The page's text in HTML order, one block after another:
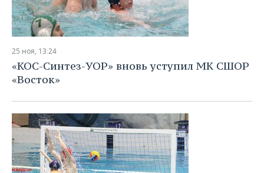
25 ноя, 13:24
«КОС-Синтез-УОР» вновь уступил МК СШОР
«Восток»